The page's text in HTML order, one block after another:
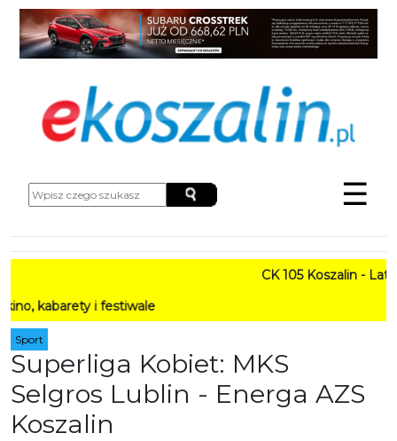
☰
CK 105 Koszalin - Lato w
i festiwale
Sport
Superliga Kobiet: MKS
Selgros Lublin - Energa AZS
Koszalin